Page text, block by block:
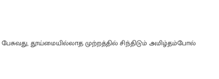
தூய்மையில்லாத முற்றத்தில் சிந்திடும் அமிழ்தம்போல்